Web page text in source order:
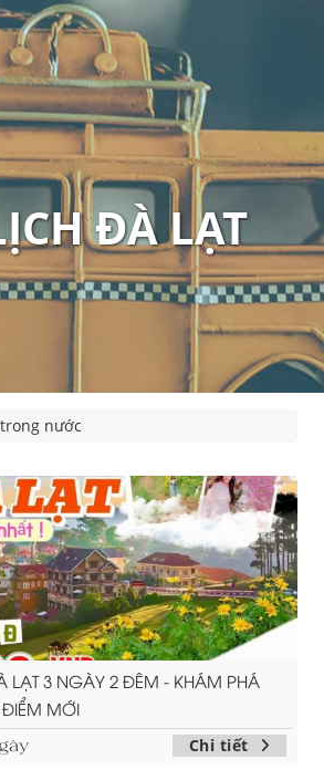
ĐÀ LẠT
nước
LẠT 3 NGÀY 2 ĐÊM - KHÁM PHÁ
MỚI
Chi tiết